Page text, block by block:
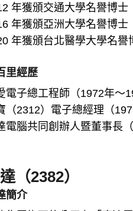
年獲頒交通大學名譽博士
年獲頒亞洲大學名譽博士
年獲頒台北醫學大學名譽
里經歷
電子總工程師（1972年～
（2312）電子總經理（
電腦共同創辦人暨董事長
（2382）
簡介